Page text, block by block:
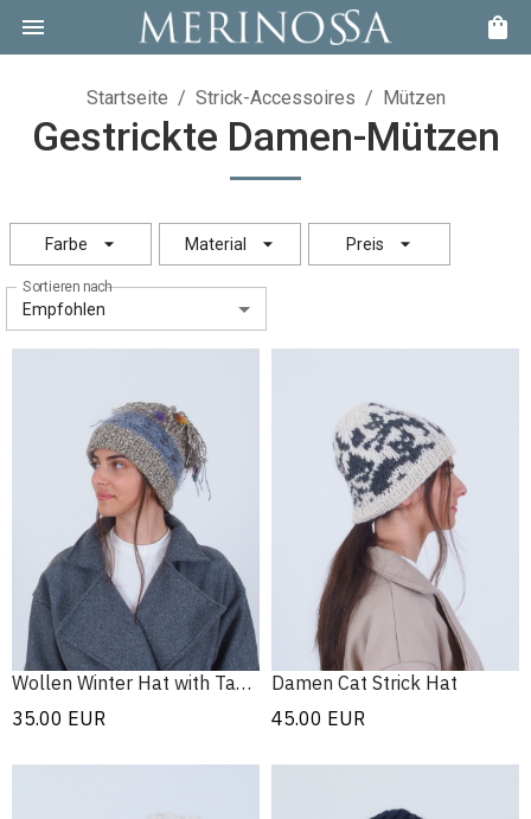
Startseite / Strick-Accessoires / Mützen
Gestrickte Damen-Mützen
Farbe Material Preis
Sortieren nach
Empfohlen
Wollen Winter Hat with Tassels
35.00 EUR
Damen Cat Strick Hat
45.00 EUR